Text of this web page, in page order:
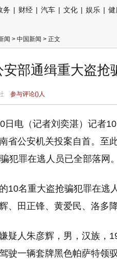
务 | 财经 | 汽车 | 文化 | 娱乐 | 健
闻 > 中国新闻 > 正文
安部通缉重大盗抢
参与评论()人
日电（记者刘奕湛）记者
省公安机关投案自首。至
犯罪在逃人员已全部落网。
10名重大盗抢骗犯罪在逃
、田正锋、黄爱民、洛多
疑人朱彦辉，男，汉族，
驶一辆套牌黑色帕萨特领